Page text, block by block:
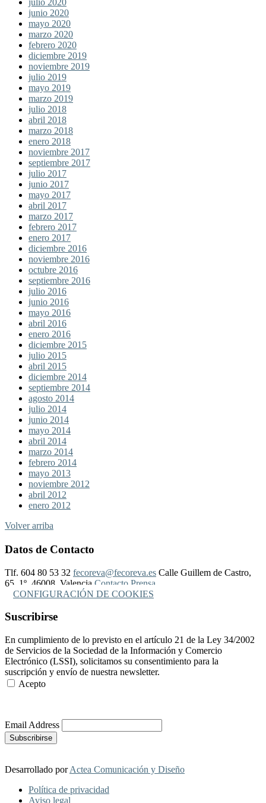
julio 2020
junio 2020
mayo 2020
marzo 2020
febrero 2020
diciembre 2019
noviembre 2019
julio 2019
mayo 2019
marzo 2019
julio 2018
abril 2018
marzo 2018
enero 2018
noviembre 2017
septiembre 2017
julio 2017
junio 2017
mayo 2017
abril 2017
marzo 2017
febrero 2017
enero 2017
diciembre 2016
noviembre 2016
octubre 2016
septiembre 2016
julio 2016
junio 2016
mayo 2016
abril 2016
enero 2016
diciembre 2015
julio 2015
abril 2015
diciembre 2014
septiembre 2014
agosto 2014
julio 2014
junio 2014
mayo 2014
abril 2014
marzo 2014
febrero 2014
mayo 2013
noviembre 2012
abril 2012
enero 2012
Volver arriba
Datos de Contacto
Tlf. 604 80 53 32 fecoreva@fecoreva.es Calle Guillem de Castro,
65, 1º, 46008, Valencia Contacto Prensa
CONFIGURACIÓN DE COOKIES
Suscribirse
En cumplimiento de lo previsto en el artículo 21 de la Ley 34/2002
de Servicios de la Sociedad de la Información y Comercio
Electrónico (LSSI), solicitamos su consentimiento para la
suscripción y envío de nuestra newsletter.
Acepto
Email Address
Desarrollado porActea Comunicación y Diseño
Política de privacidad
Aviso legal